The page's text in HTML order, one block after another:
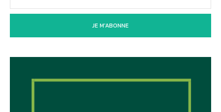
JE M'ABONNE